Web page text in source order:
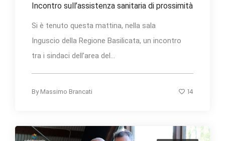
Incontro sull’assistenza sanitaria di prossimità
Si è tenuto questa mattina, nella sala
Inguscio della Regione Basilicata, un incontro
tra i sindaci dell’area del...
By Massimo Brancati 14